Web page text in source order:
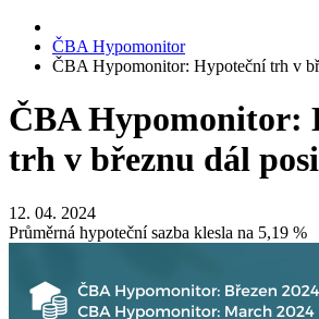
ČBA Hypomonitor
ČBA Hypomonitor: Hypoteční trh v
ČBA Hypomonitor:
trh v březnu dál
12. 04. 2024
Průměrná hypoteční sazba klesla na 5,19 %